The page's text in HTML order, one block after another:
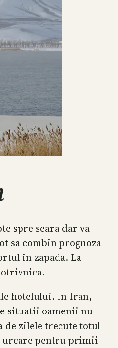
spre seara dar va
sa combin prognoza
in zapada. La
hotelului. In Iran,
situatii oamenii nu
de zilele trecute totul
urcare pentru primii